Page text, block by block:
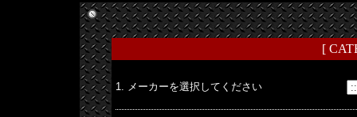
[
1. メーカーを選択してください